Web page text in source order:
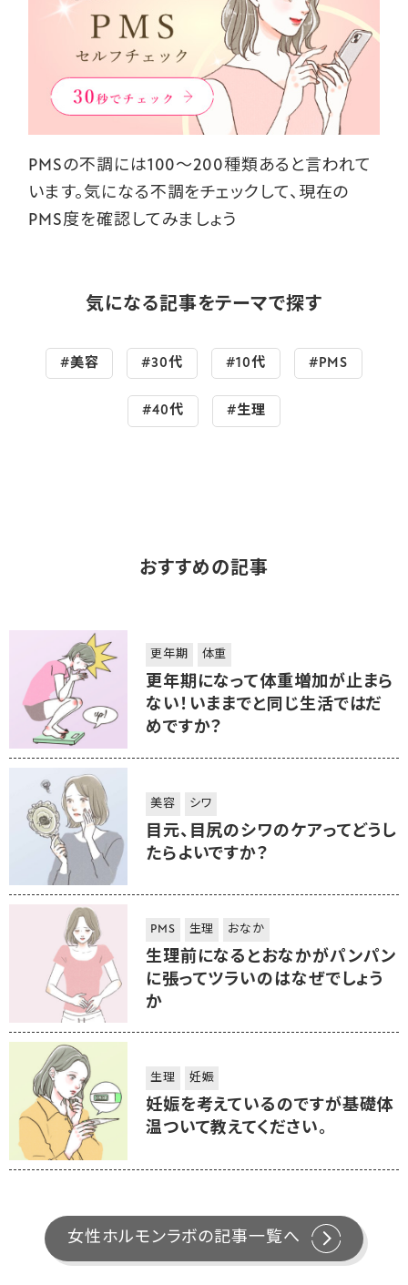
PMSの不調には100～200種類あると言われて
います。気になる不調をチェックして、現在の
PMS度を確認してみましょう
気になる記事をテーマで探す
#美容 #30代 #10代 #PMS
#40代 #生理
おすすめの記事
更年期 体重
更年期になって体重増加が止まら
ない！いままでと同じ生活ではだ
めですか？
美容 シワ
目元、目尻のシワのケアってどうし
たらよいですか？
PMS 生理 おなか
生理前になるとおなかがパンパン
に張ってツラいのはなぜでしょう
か
生理 妊娠
妊娠を考えているのですが基礎体
温ついて教えてください。
女性ホルモンラボの記事一覧へ